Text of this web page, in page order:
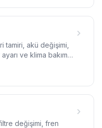
tamiri, akü değişimi,
ve klima bakım
değişimi, fren